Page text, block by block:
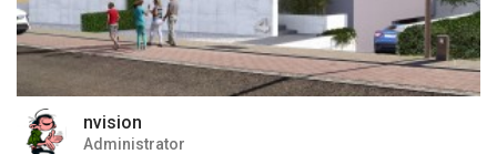
nvision
Administrator